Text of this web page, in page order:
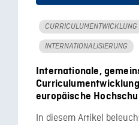
CURRICULUMENTWICKLUNG
INTERNATIONALISIERUNG
Internationale,
europäische
In diesem Artikel